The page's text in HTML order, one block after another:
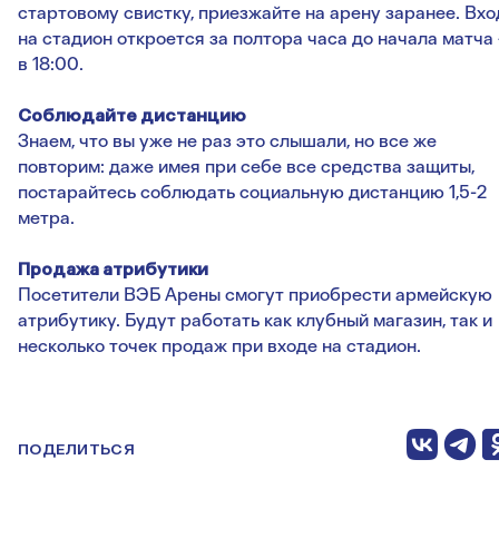
стартовому свистку, приезжайте на арену заранее.
на стадион откроется за полтора часа до начала
в 18:00.
Соблюдайте дистанцию
Знаем, что вы уже не раз это слышали, но все же
повторим: даже имея при себе все средства защиты,
постарайтесь соблюдать социальную дистанцию 1,5-2
метра.
Продажа атрибутики
Посетители ВЭБ Арены смогут приобрести армейскую
атрибутику. Будут работать как клубный магазин, так и
несколько точек продаж при входе на стадион.
ПОДЕЛИТЬСЯ